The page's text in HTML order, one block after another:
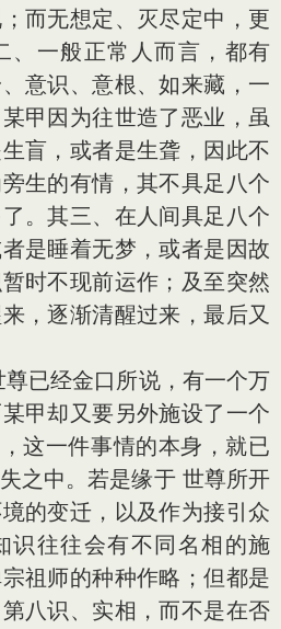
而无想定、灭尽定中，更
、一般正常人而言，都有
意识、意根、如来藏，一
甲因为往世造了恶业，虽
盲，或者是生聋，因此不
生的有情，其不具足八个
。其三、在人间具足八个
是睡着无梦，或者是因故
时不现前运作；及至突然
，逐渐清醒过来，最后又
金口所说，有一个万
甲却又要另外施设了一个
这一件事情的本身，就已
之中。若是缘于 世尊所开
的变迁，以及作为接引众
识往往会有不同名相的施
祖师的种种作略；但都是
八识、实相，而不是在否